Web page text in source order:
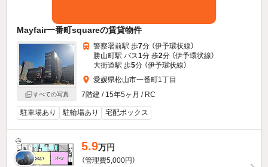
Mayfair一番町squareの賃貸物件
すべての写真
警察署前駅 歩7分 （伊予環状線）
勝山町駅 バス1分 歩2分 （伊予環状線）
大街道駅 歩5分 （伊予環状線）
愛媛県松山市一番町1丁目
7階建 / 15年5ヶ月 / RC
駐車場あり 駐輪場あり 宅配ボックス
5.9万円
（管理費5,000円）